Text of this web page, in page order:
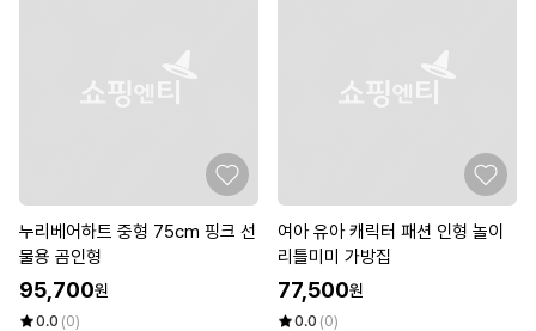
누리베어하트 중형 75cm 핑크 선
물용 곰인형
95,700원
0.0 (0)
여아 유아 캐릭터 패션 인형 놀이
리틀미미 가방집
77,500원
0.0 (0)